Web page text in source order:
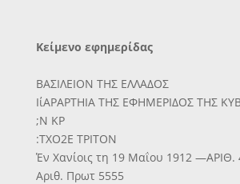
Κείμενο εφημερίδας
ΒΑΣΙΛΕΙΟΝ ΤΗΣ ΕΛΛΑΔΟΣ
ΙίΑΡΑΡΤΗΙΑ ΤΗΣ ΕΦΗΜΕΡΙΔΟΣ ΤΗΣ
;Ν ΚΡ
:ΤΧΟ2Ε ΤΡΙΤΟΝ
Έν Χανίοις τη 19 Μαΐου 1912 —ΑΡΙΘ.
Αριθ. Πρωτ 5555